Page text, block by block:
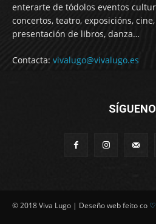
enterarte de tódolos eventos
concertos, teatro, exposicións,
presentación de libros, danza…
Contacta: vivalugo@vivalugo.es
© 2018 Viva Lugo | Deseño web feito co ♡